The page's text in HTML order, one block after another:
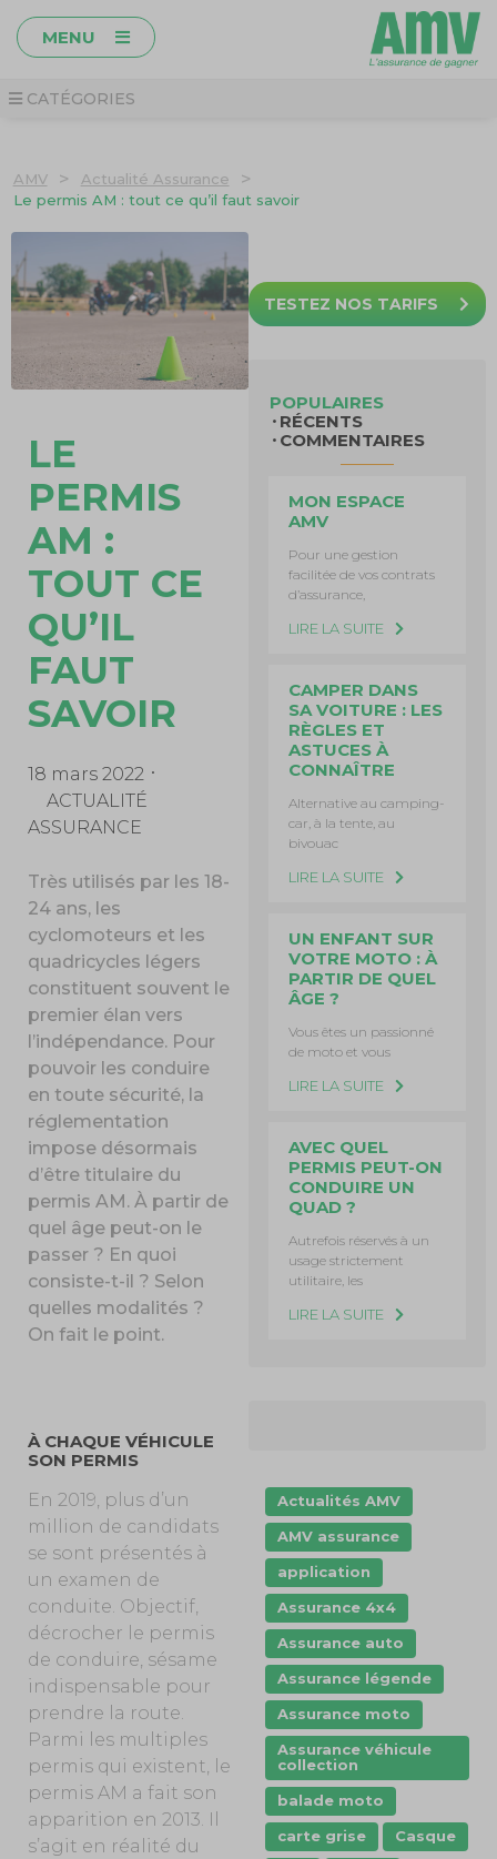
MENU
CATÉGORIES
AMV > Actualité Assurance >
Le permis AM : tout ce qu’il faut savoir
LE
PERMIS
AM :
TOUT CE
QU’IL
FAUT
SAVOIR
18 mars 2022
ACTUALITÉ
ASSURANCE
Très utilisés par les 18-
24 ans, les
cyclomoteurs et les
quadricycles légers
constituent souvent le
premier élan vers
l’indépendance. Pour
pouvoir les conduire
en toute sécurité, la
réglementation
impose désormais
d’être titulaire du
permis AM. À partir de
quel âge peut-on le
passer ? En quoi
consiste-t-il ? Selon
quelles modalités ?
On fait le point.
À CHAQUE VÉHICULE
SON PERMIS
En 2019, plus d’un
million de candidats
se sont présentés à
un examen de
conduite. Objectif,
décrocher le permis
de conduire, sésame
indispensable pour
prendre la route.
Parmi les multiples
permis qui existent, le
permis AM a fait son
apparition en 2013. Il
s’agit en réalité du
TESTEZ NOS TARIFS
POPULAIRES
RÉCENTS
COMMENTAIRES
MON ESPACE
AMV
Pour une gestion
facilitée de vos contrats
d’assurance,
LIRE LA SUITE
CAMPER DANS
SA VOITURE : LES
RÈGLES ET
ASTUCES À
CONNAÎTRE
Alternative au camping-
car, à la tente, au
bivouac
LIRE LA SUITE
UN ENFANT SUR
VOTRE MOTO : À
PARTIR DE QUEL
ÂGE ?
Vous êtes un passionné
de moto et vous
LIRE LA SUITE
AVEC QUEL
PERMIS PEUT-ON
CONDUIRE UN
QUAD ?
Autrefois réservés à un
usage strictement
utilitaire, les
LIRE LA SUITE
Actualités AMV
AMV assurance
application
Assurance 4x4
Assurance auto
Assurance légende
Assurance moto
Assurance véhicule
collection
balade moto
carte grise
Casque